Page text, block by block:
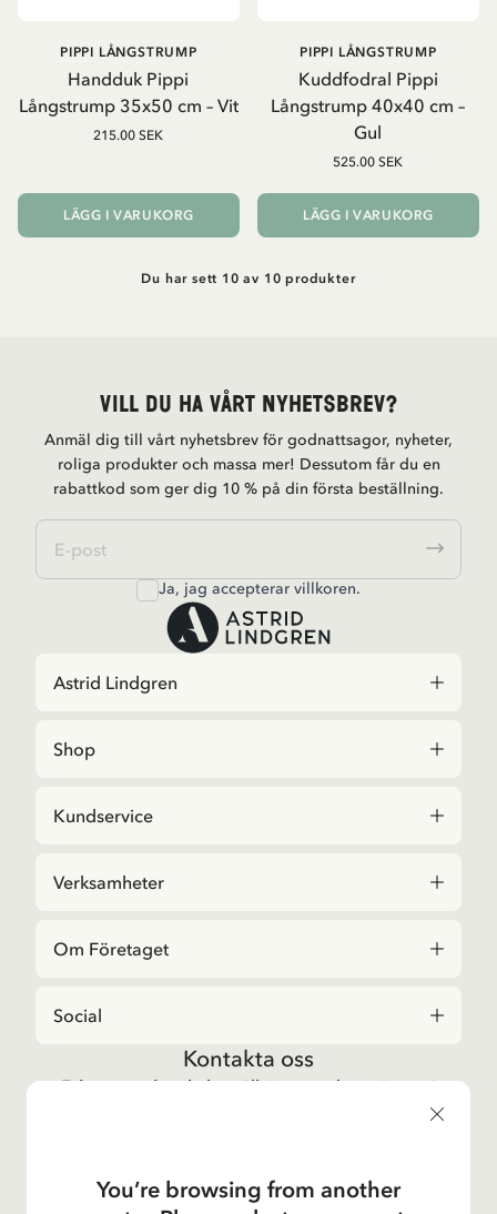
Handduk Pippi
Långstrump 35x50 cm – Vit
PIPPI LÅNGSTRUMP
215.00 SEK
LÄGG I VARUKORG
Kuddfodral Pippi
Långstrump 40x40 cm –
Gul
PIPPI LÅNGSTRUMP
525.00 SEK
LÄGG I VARUKORG
Du har sett 10 av 10 produkter
Vill du ha vårt nyhetsbrev?
Anmäl dig till vårt nyhetsbrev för godnattsagor, nyheter,
roliga produkter och massa mer! Dessutom får du en
rabattkod som ger dig 10 % på din första beställning.
Ja, jag accepterar villkoren.
Astrid Lindgren
Shop
Kundservice
Verksamheter
Om Företaget
Social
Kontakta oss
Frågor angående beställningar och sortiment i
, vänligen kontakta vår
shop@astridlindgren.com
You’re browsing from another